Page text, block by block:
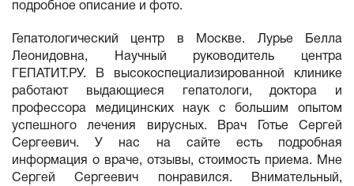
подробное описание и фото.
Гепатологический центр в Москве. Лурье Белла
Леонидовна, Научный руководитель центра
ГЕПАТИТ.РУ. В высокоспециализированной клинике
работают выдающиеся гепатологи, доктора и
профессора медицинских наук с большим опытом
успешного лечения вирусных. Врач Готье Сергей
Сергеевич. У нас на сайте есть подробная
информация о враче, отзывы, стоимость приема. Мне
Сергей Сергеевич понравился. Внимательный,